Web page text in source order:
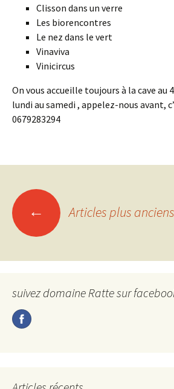
Clisson dans un verre
Les biorencontres
Le nez dans le vert
Vinaviva
Vinicircus
On vous accueille toujours à la cave au
lundi au samedi , appelez-nous avant,
0679283294
Navigation
des
articles
← Articles plus anciens
suivez domaine Ratte sur